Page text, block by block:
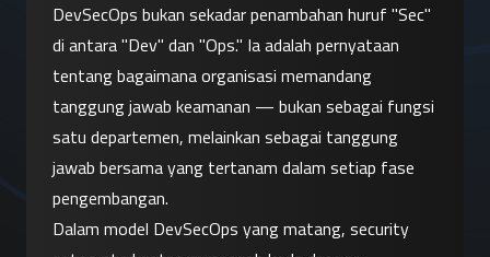
DevSecOps bukan sekadar penambahan huruf "Sec"
di antara "Dev" dan "Ops." Ia adalah pernyataan
tentang bagaimana organisasi memandang
tanggung jawab keamanan — bukan sebagai fungsi
satu departemen, melainkan sebagai tanggung
jawab bersama yang tertanam dalam setiap fase
pengembangan.
Dalam model DevSecOps yang matang, security